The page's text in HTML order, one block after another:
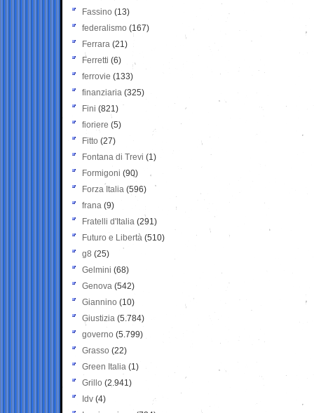
Fassino (13)
federalismo (167)
Ferrara (21)
Ferretti (6)
ferrovie (133)
finanziaria (325)
Fini (821)
fioriere (5)
Fitto (27)
Fontana di Trevi (1)
Formigoni (90)
Forza Italia (596)
frana (9)
Fratelli d'Italia (291)
Futuro e Libertà (510)
g8 (25)
Gelmini (68)
Genova (542)
Giannino (10)
Giustizia (5.784)
governo (5.799)
Grasso (22)
Green Italia (1)
Grillo (2.941)
Idv (4)